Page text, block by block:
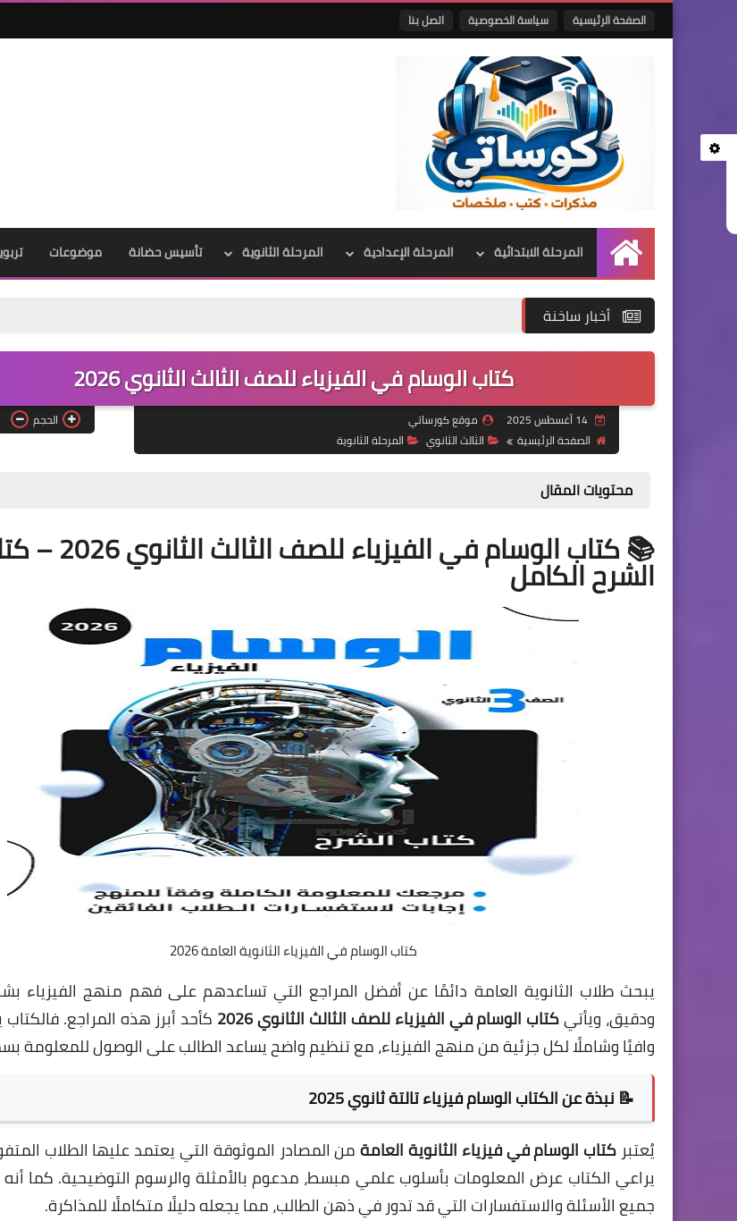
الصفحة الرئيسية سياسة الخصوصية اتصل بنا
الرئيسية
المرحلة الابتدائية المرحلة الإعدادية المرحلة الثانوية تأسيس حضانة موضوعات
أخبار ساخنة
كتاب الوسام في الفيزياء للصف الثالث الثانوي 2026
14 أغسطس 2025
موقع كورساتي
الصفحة الرئيسية
الثالث الثانوي المرحلة الثانوية
الحجم
محتويات المقال
📚 كتاب الوسام في الفيزياء للصف
الشرح الكامل
كتاب الوسام في الفيزياء الثانوية العامة 2026
يبحث طلاب الثانوية العامة دائمًا عن أفضل المراجع التي تساعدهم على فهم منهج الفيزياء
ودقيق، ويأتيكتاب الوسام في الفيزياء للصف الثالث الثانوي 2026
كأحد أبرز هذه المراجع.
وافيًا وشاملًا لكل جزئية من منهج الفيزياء، مع تنظيم واضح يساعد الطالب على الوصول للمعلومة
📝 نبذة عن الكتاب الوسام فيزياء تالتة ثانوي 2025
يُعتبر كتاب الوسام في فيزياء الثانوية العامةمن المصادر الموثوقة التي يعتمد عليها الطلاب
يراعي الكتاب عرض المعلومات بأسلوب علمي مبسط، مدعوم بالأمثلة والرسوم التوضيحية. كما
جميع الأسئلة والاستفسارات التي قد تدور في ذهن الطالب، مما يجعله دليلًا متكاملًا للمذاكرة.